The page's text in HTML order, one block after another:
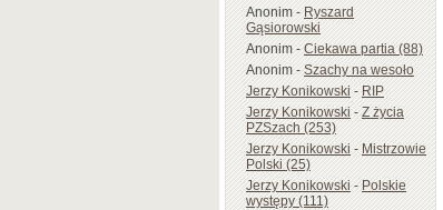
Anonim-Ryszard
Gąsiorowski
Anonim-Ciekawa partia (88)
Anonim-Szachy na wesoło
Jerzy Konikowski-RIP
Jerzy Konikowski-Z życia
PZSzach (253)
Jerzy Konikowski-Mistrzowie
Polski (25)
Jerzy Konikowski-Polskie
występy (111)